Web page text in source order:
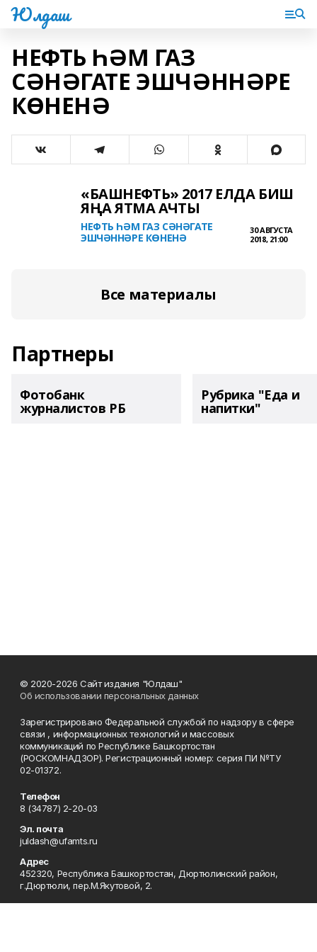
Юлдаш
НЕФТЬ ҺӘМ ГАЗ
СӘНӘГАТЕ ЭШЧӘННӘРЕ
КӨНЕНӘ
«БАШНЕФТЬ» 2017 ЕЛДА БИШ
ЯҢА ЯТМА АЧТЫ
НЕФТЬ ҺӘМ ГАЗ СӘНӘГАТЕ
ЭШЧӘННӘРЕ КӨНЕНӘ
30 АВГУСТА
2018, 21:00
Все материалы
Партнеры
Фотобанк
журналистов РБ
Рубрика "Еда и
напитки"
© 2020-2026 Сайт издания "Юлдаш"
Об использовании персональных данных
Зарегистрировано Федеральной службой по надзору в сфере
связи , информационных технологий и массовых
коммуникаций по Республике Башкортостан
(РОСКОМНАДЗОР). Регистрационный номер: серия ПИ №ТУ
02-01372.
Телефон
8 (34787) 2-20-03
Эл. почта
juldash@ufamts.ru
Адрес
452320, Республика Башкортостан, Дюртюлинский район,
г.Дюртюли, пер.М.Якутовой, 2.
Рекламная служба